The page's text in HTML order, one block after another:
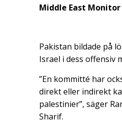
Middle East Monitor
Pakistan bildade på
Israel i dess offensiv
”En kommitté har
direkt eller indirekt
palestinier”, säger
Sharif.